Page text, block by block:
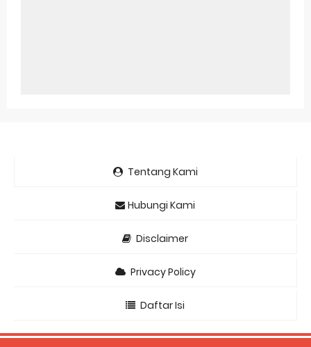
Tentang Kami
Hubungi Kami
Disclaimer
Privacy Policy
Daftar Isi